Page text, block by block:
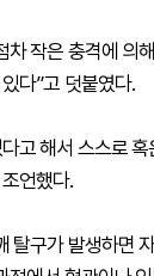
차 작은 충격에 의
다”고 덧붙였다.
고 해서 스스로
언했다.
탈구가 발생하면